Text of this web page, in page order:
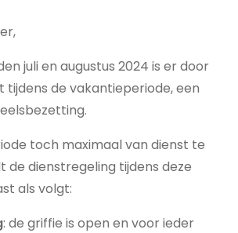
juli en augustus 2024 is er door
de vakantieperiode, een
toch maximaal van dienst te
de dienstregeling tijdens deze
als volgt:
: de griffie is open en voor ieder